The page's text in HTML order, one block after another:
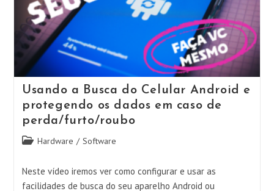
Usando a Busca do Celular Android e
protegendo os dados em caso de
perda/furto/roubo
Categoria
post:
Hardware / Software
Neste vídeo iremos ver como configurar e usar as
facilidades de busca do seu aparelho Android ou